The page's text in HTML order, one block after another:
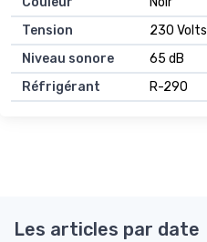
Tension
230 Volts
Niveau sonore
65 dB
Réfrigérant
R-290
Les articles par date